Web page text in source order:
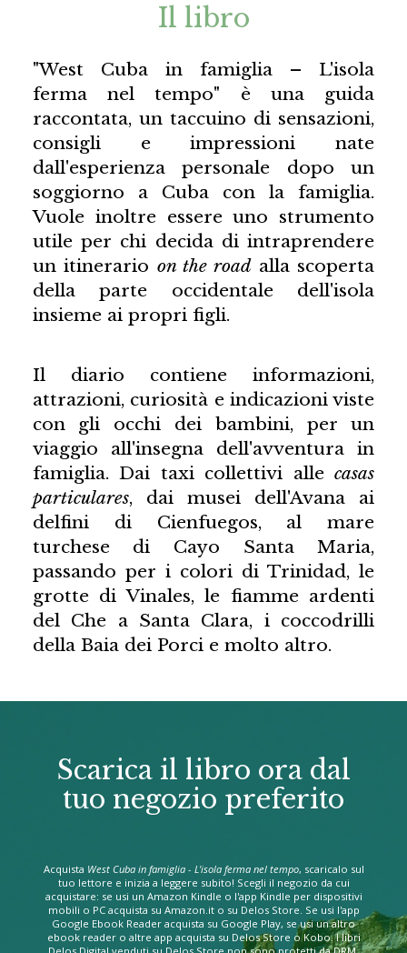
Il libro
"West Cuba in famiglia – L'isola
ferma nel tempo" è una guida
raccontata, un taccuino di sensazioni,
consigli e impressioni nate
dall'esperienza personale dopo un
soggiorno a Cuba con la famiglia.
Vuole inoltre essere uno strumento
utile per chi decida di intraprendere
un itinerario on the roadalla scoperta
della parte occidentale dell'isola
insieme ai propri figli.
Il diario contiene informazioni,
attrazioni, curiosità e indicazioni viste
con gli occhi dei bambini, per un
viaggio all'insegna dell'avventura in
famiglia. Dai taxi collettivi allecasas
particulares, dai musei dell'Avana ai
delfini di Cienfuegos, al mare
turchese di Cayo Santa Maria,
passando per i colori di Trinidad, le
grotte di Vinales, le fiamme ardenti
del Che a Santa Clara, i coccodrilli
della Baia dei Porci e molto altro.
Scarica il libro ora dal
tuo negozio preferito
Acquista West Cuba in famiglia - L'isola ferma nel tempo, scaricalo sul
tuo lettore e inizia a leggere subito! Scegli il negozio da cui
acquistare: se usi un Amazon Kindle o l'app Kindle per dispositivi
mobili o PC acquista su Amazon.it o su Delos Store. Se usi l'app
Google Ebook Reader acquista su Google Play, se usi un altro
ebook reader o altre app acquista su Delos Store o Kobo. I libri